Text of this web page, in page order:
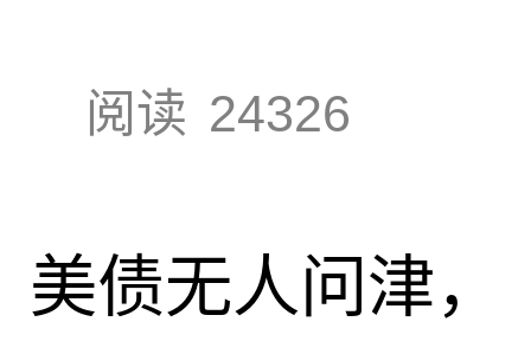
阅读 24326
债无人问津，